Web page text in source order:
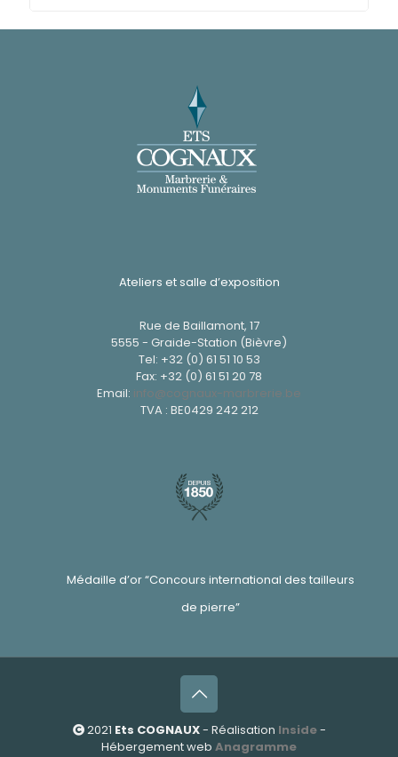
Ateliers et salle d’exposition
Rue de Baillamont, 17
5555 - Graide-Station (Bièvre)
Tel: +32 (0) 61 51 10 53
Fax: +32 (0) 61 51 20 78
Email: info@cognaux-marbrerie.be
TVA : BE0429 242 212
Médaille d’or “Concours international des tailleurs
de pierre”
2021 Ets COGNAUX- Réalisation Inside-
Hébergement web Anagramme